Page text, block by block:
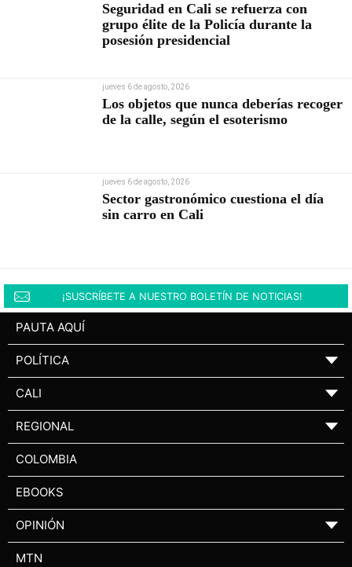
Seguridad en Cali se refuerza con
grupo élite de la Policía durante la
posesión presidencial
jueves 6 de agosto, 2026
Los objetos que nunca deberías recoger
de la calle, según el esoterismo
jueves 6 de agosto, 2026
Sector gastronómico cuestiona el día
sin carro en Cali
¡SUSCRÍBETE A NUESTRO BOLETÍN DE NOTICIAS!
PAUTA AQUÍ
POLÍTICA ▼
CALI ▼
REGIONAL ▼
COLOMBIA
EBOOKS
OPINIÓN ▼
MTN